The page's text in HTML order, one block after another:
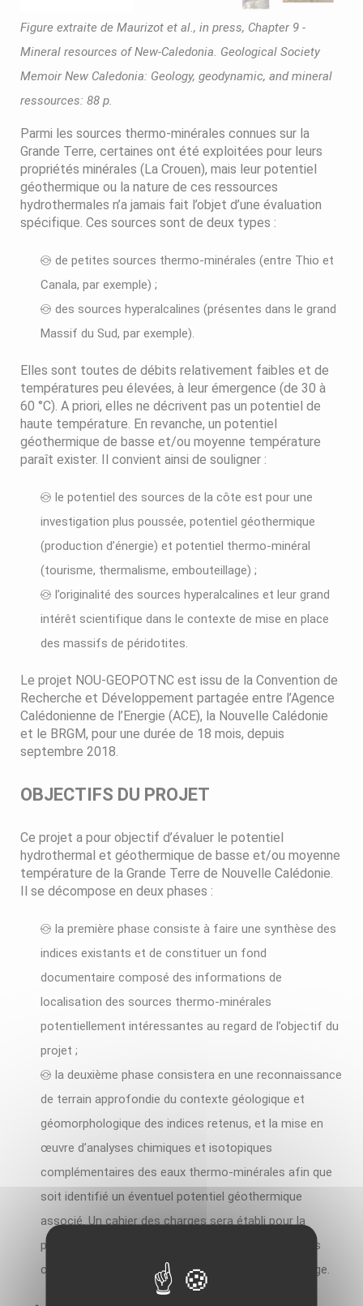
Figure extraite de Maurizot et al., in press, Chapter 9 -
Mineral resources of New-Caledonia. Geological Society
Memoir New Caledonia: Geology, geodynamic, and mineral
ressources: 88 p.
Parmi les sources thermo-minérales connues sur la
Grande Terre, certaines ont été exploitées pour leurs
propriétés minérales (La Crouen), mais leur potentiel
géothermique ou la nature de ces ressources
hydrothermales n’a jamais fait l’objet d’une évaluation
spécifique. Ces sources sont de deux types :
de petites sources thermo-minérales (entre Thio et
Canala, par exemple) ;
des sources hyperalcalines (présentes dans le grand
Massif du Sud, par exemple).
Elles sont toutes de débits relativement faibles et de
températures peu élevées, à leur émergence (de 30 à
60 °C). A priori, elles ne décrivent pas un potentiel de
haute température. En revanche, un potentiel
géothermique de basse et/ou moyenne température
paraît exister. Il convient ainsi de souligner :
le potentiel des sources de la côte est pour une
investigation plus poussée, potentiel géothermique
(production d’énergie) et potentiel thermo-minéral
(tourisme, thermalisme, embouteillage) ;
l’originalité des sources hyperalcalines et leur grand
intérêt scientifique dans le contexte de mise en place
des massifs de péridotites.
Le projet NOU-GEOPOTNC est issu de la Convention de
Recherche et Développement partagée entre l’Agence
Calédonienne de l’Energie (ACE), la Nouvelle Calédonie
et le BRGM, pour une durée de 18 mois, depuis
septembre 2018.
OBJECTIFS DU PROJET
Ce projet a pour objectif d’évaluer le potentiel
hydrothermal et géothermique de basse et/ou moyenne
température de la Grande Terre de Nouvelle Calédonie.
Il se décompose en deux phases :
la première phase consiste à faire une synthèse des
indices existants et de constituer un fond
documentaire composé des informations de
localisation des sources thermo-minérales
potentiellement intéressantes au regard de l’objectif du
projet ;
la deuxième phase consistera en une reconnaissance
de terrain approfondie du contexte géologique et
géomorphologique des indices retenus, et la mise en
œuvre d’analyses chimiques et isotopiques
complémentaires des eaux thermo-minérales afin que
soit identifié un éventuel potentiel géothermique
associé. Un cahier des charges sera établi pour la
poursuite de l’exploration d’un ou deux sites retenus
comme prioritaires en termes de potentiel et d’usage.